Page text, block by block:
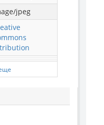
jpeg